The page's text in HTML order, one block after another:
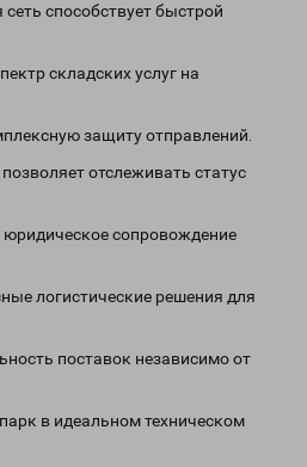
способствует быстрой
складских услуг на
защиту отправлений.
отслеживать статус
сопровождение
логистические решения для
поставок независимо от
в идеальном техническом